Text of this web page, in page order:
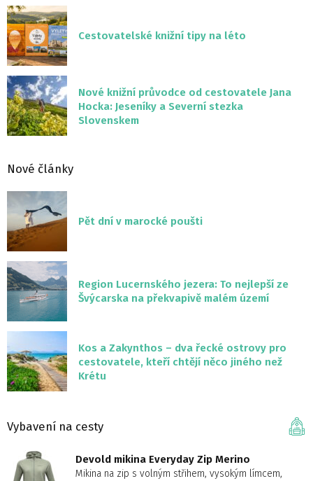
Cestovatelské knižní tipy na léto
Nové knižní průvodce od cestovatele Jana
Hocka: Jeseníky a Severní stezka
Slovenskem
Nové články
Pět dní v marocké poušti
Region Lucernského jezera: To nejlepší ze
Švýcarska na překvapivě malém území
Kos a Zakynthos – dva řecké ostrovy pro
cestovatele, kteří chtějí něco jiného než
Krétu
Vybavení na cesty
Devold mikina Everyday Zip Merino
Mikina na zip s volným střihem, vysokým límcem,